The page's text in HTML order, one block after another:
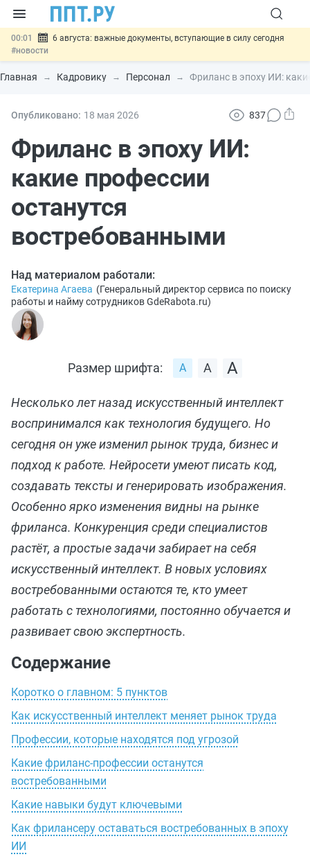
00:01
6 августа: важные документы, вступающие в силу сегодня
#новости
05.08 Обновили сообщения НПФ о договорах НПО и долгосрочных
сбережений#новости
05.08 Систему страхования вкладов распространили на электронные
05.08
Подписан закон об упрощении госзакупок по 44-ФЗ
#новости
Главная Кадровику Персонал Фриланс в эпоху ИИ:
Опубликовано: 18 мая 2026 837
Фриланс в эпоху ИИ:
какие профессии
останутся
востребованными
Над материалом работали:
Екатерина Агаева (Генеральный директор сервиса по поиску
работы и найму сотрудников GdeRabota.ru)
Размер шрифта:
Несколько лет назад искусственный интеллект
воспринимался как технология будущего. Но
сегодня он уже изменил рынок труда, бизнес и
подход к работе. Нейросети умеют писать код,
создавать тексты и генерировать изображения.
Особенно ярко изменения видны на рынке
фриланса. Конкуренция среди специалистов
растёт, а простые задачи забирает на себя
искусственный интеллект. В новых условиях
востребованными остаются те, кто умеет
работать с технологиями, постоянно обучается и
развивает свою экспертность.
Содержание
Коротко о главном: 5 пунктов
Как искусственный интеллект меняет рынок труда
Профессии, которые находятся под угрозой
Какие фриланс-профессии останутся
востребованными
Какие навыки будут ключевыми
Как фрилансеру оставаться востребованных в эпоху
ИИ